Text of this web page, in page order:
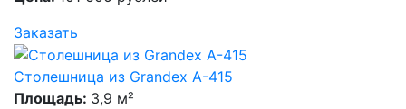
Заказать
Столешница из Grandex A-415
Площадь: 3,9 м²